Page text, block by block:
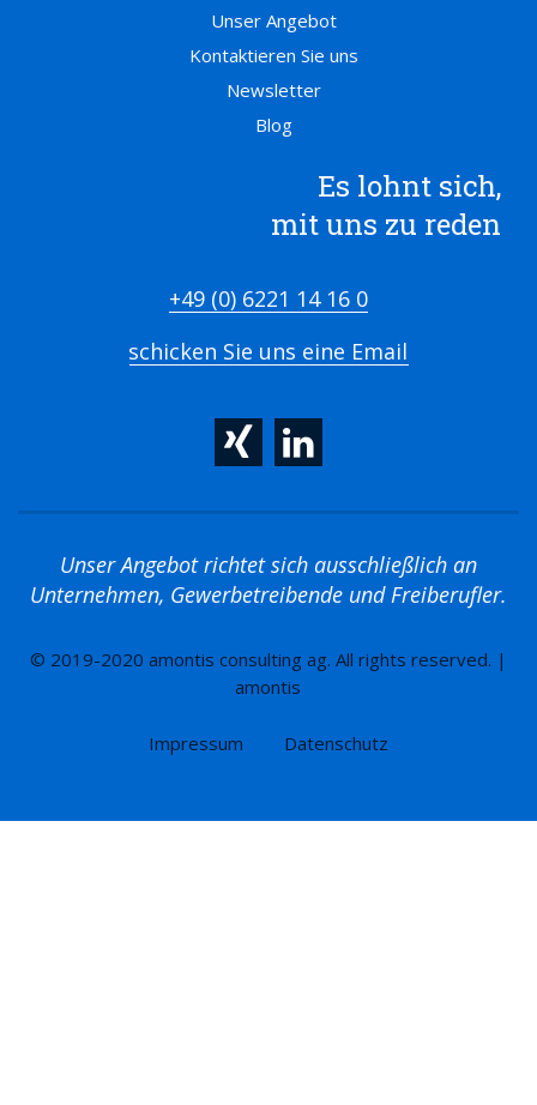
Unser Angebot
Kontaktieren Sie uns
Newsletter
Blog
Es lohnt sich,
mit uns zu reden
+49 (0) 6221 14 16 0
schicken Sie uns eine Email
Unser Angebot richtet sich ausschließlich an
Unternehmen, Gewerbetreibende und Freiberufler.
© 2019-2020 amontis consulting ag. All rights reserved. |
amontis
Impressum Datenschutz